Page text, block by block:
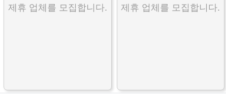
제휴 업체를 모집합니다. 제휴 업체를 모집합니다.